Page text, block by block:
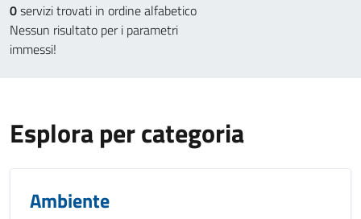
0servizi trovati in ordine alfabetico
Nessun risultato per i parametri
immessi!
Esplora per categoria
Ambiente